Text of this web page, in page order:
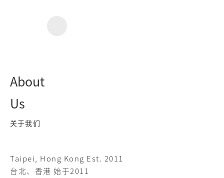
About
Us
关于我们
Taipei, Hong Kong Est. 2011
台北、香港 始于2011